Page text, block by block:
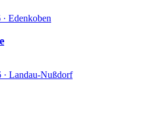
· Edenkoben
· Landau-Nußdorf